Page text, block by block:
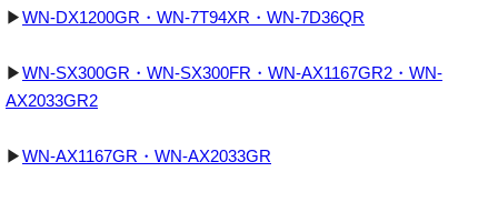
▶WN-DX1200GR・WN-7T94XR・WN-7D36QR
▶WN-SX300GR・WN-SX300FR・WN-AX1167GR2・WN-
AX2033GR2
▶WN-AX1167GR・WN-AX2033GR